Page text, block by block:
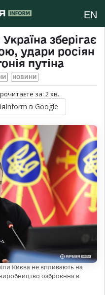
EN
зберігає
удари росіян
путіна
НОВИНИ
за: 2хв.
в Google
Києва не впливають на
озброєння в